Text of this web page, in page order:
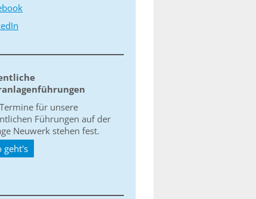
für unsere
Führungen auf der
Neuwerk stehen fest.
geht's